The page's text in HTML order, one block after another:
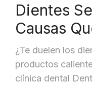
Dientes
Causas
¿Te duelen los
productos
clínica dental